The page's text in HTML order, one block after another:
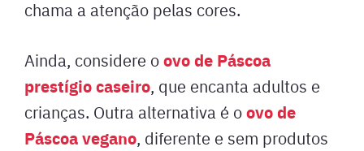
chama a atenção pelas cores.
Ainda, considere oovo de Páscoa
prestígio caseiro, que encanta adultos e
crianças. Outra alternativa é oovo de
Páscoa vegano, diferente e sem produtos